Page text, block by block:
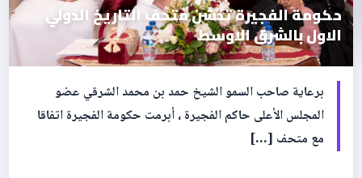
حكومة الفجيرة تدشن متحف التاريخ الدولي
الاول بالشرق الاوسط
برعاية صاحب السمو الشيخ حمد بن محمد الشرقي عضو
المجلس الأعلى حاكم الفجيرة ، أبرمت حكومة الفجيرة اتفاقا
مع متحف […]